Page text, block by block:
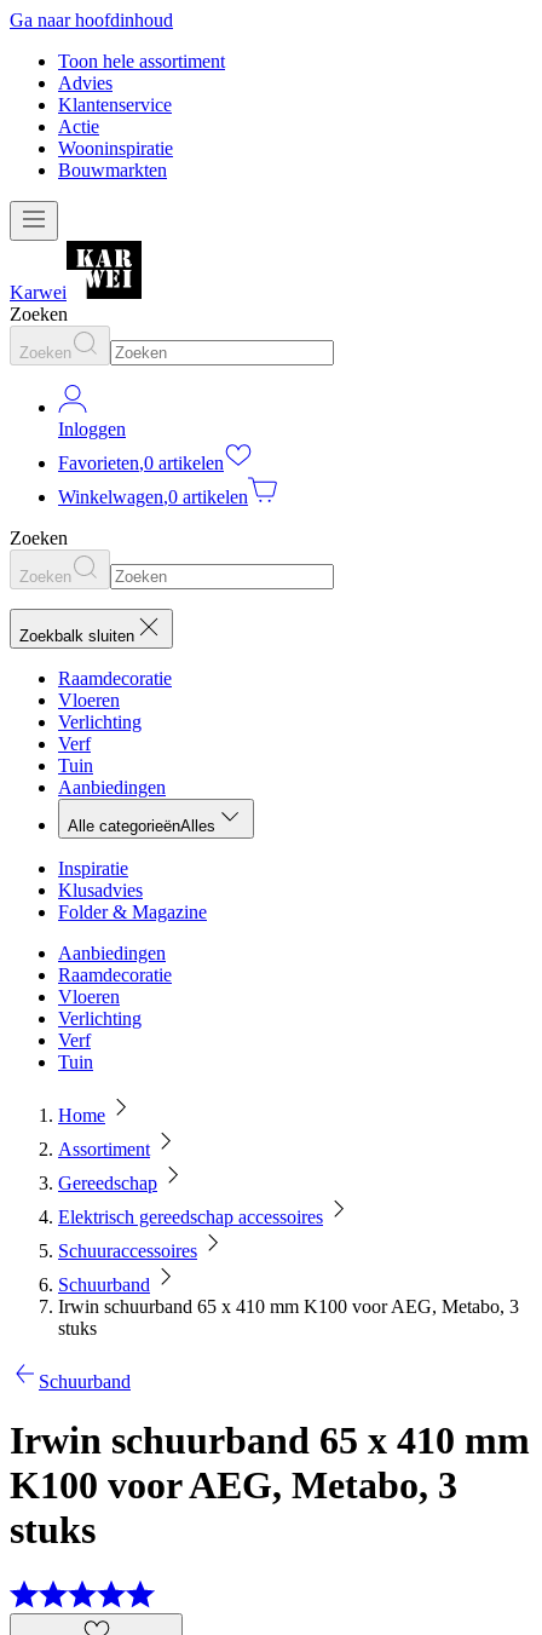
Ga naar hoofdinhoud
Toon hele assortiment
Advies
Klantenservice
Actie
Wooninspiratie
Bouwmarkten
Karwei
Zoeken
Zoeken
Inloggen
Favorieten,0 artikelen
Winkelwagen,0 artikelen
Zoeken
Zoeken
Zoekbalk sluiten
Raamdecoratie
Vloeren
Verlichting
Verf
Tuin
Aanbiedingen
Alle categorieënAlles
Inspiratie
Klusadvies
Folder & Magazine
Aanbiedingen
Raamdecoratie
Vloeren
Verlichting
Verf
Tuin
Home
Assortiment
Gereedschap
Elektrisch gereedschap accessoires
Schuuraccessoires
Schuurband
Irwin schuurband 65 x 410 mm K100 voor AEG, Metabo, 3
stuks
Schuurband
Irwin schuurband 65 x 410 mm
K100 voor AEG, Metabo, 3
stuks